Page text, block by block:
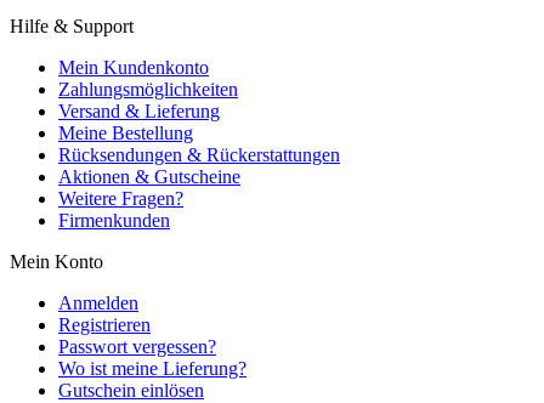
Hilfe & Support
Mein Kundenkonto
Zahlungsmöglichkeiten
Versand & Lieferung
Meine Bestellung
Rücksendungen & Rückerstattungen
Aktionen & Gutscheine
Weitere Fragen?
Firmenkunden
Mein Konto
Anmelden
Registrieren
Passwort vergessen?
Wo ist meine Lieferung?
Gutschein einlösen